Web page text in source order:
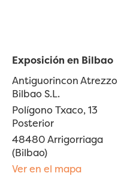
Exposición en Bilbao
Antiguorincon Atrezzo
Bilbao S.L.
Polígono Txaco, 13
Posterior
48480 Arrigorriaga
(Bilbao)
Ver en el mapa